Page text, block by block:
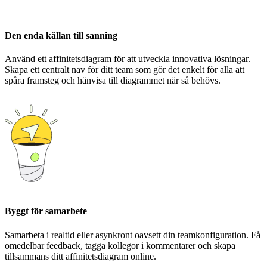
Den enda källan till sanning
Använd ett affinitetsdiagram för att utveckla innovativa lösningar.
Skapa ett centralt nav för ditt team som gör det enkelt för alla att
spåra framsteg och hänvisa till diagrammet när så behövs.
Byggt för samarbete
Samarbeta i realtid eller asynkront oavsett din teamkonfiguration. Få
omedelbar feedback, tagga kollegor i kommentarer och skapa
tillsammans ditt affinitetsdiagram online.